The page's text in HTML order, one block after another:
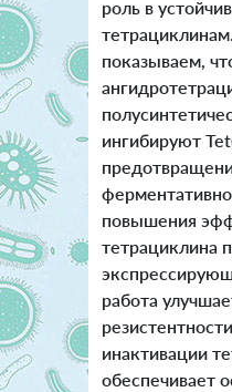
роль в
показываем,
ингибируют
повышения
тетрациклина
работа
инактивации
обеспечивает